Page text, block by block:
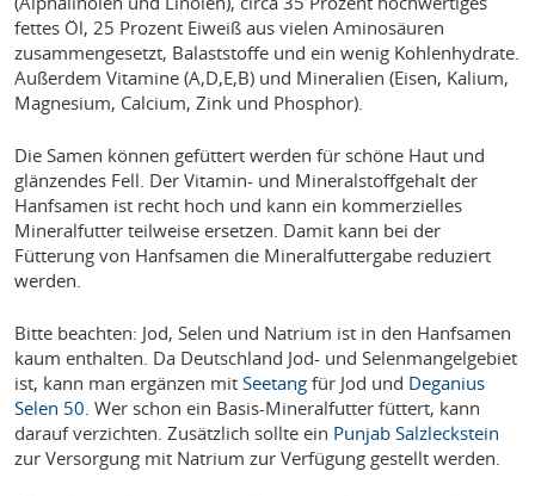
fettes Öl, 25 Prozent Eiweiß aus vielen Aminosäuren
zusammengesetzt, Balaststoffe und ein wenig Kohlenhydrate.
Außerdem Vitamine (A,D,E,B) und Mineralien (Eisen, Kalium,
Magnesium, Calcium, Zink und Phosphor).
Die Samen können gefüttert werden für schöne Haut und
glänzendes Fell. Der Vitamin- und Mineralstoffgehalt der
Hanfsamen ist recht hoch und kann ein kommerzielles
Mineralfutter teilweise ersetzen. Damit kann bei der
Fütterung von Hanfsamen die Mineralfuttergabe reduziert
werden.
Bitte beachten: Jod, Selen und Natrium ist in den Hanfsamen
kaum enthalten. Da Deutschland Jod- und Selenmangelgebiet
ist, kann man ergänzen mitSeetang für Jod und Deganius
Selen 50 . Wer schon ein Basis-Mineralfutter füttert, kann
darauf verzichten. Zusätzlich sollte ein Punjab Salzleckstein
zur Versorgung mit Natrium zur Verfügung gestellt werden.